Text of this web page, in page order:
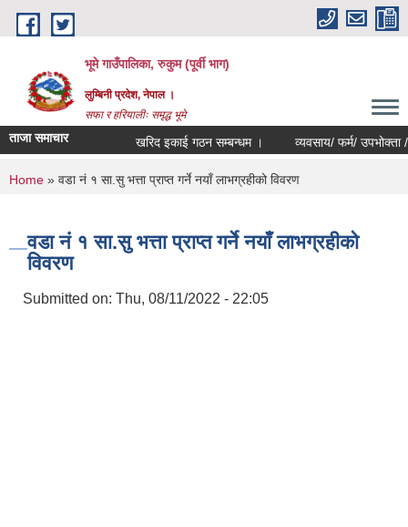
Skip to main content
भूमे गाउँपालिका, रुकुम (पूर्वी भाग)
लुम्बिनी प्रदेश, नेपाल ।
सफा र हरियालीः समृद्ध भूमे
ताजा समाचार खरिद इकाई गठन सम्बन्धम । व्यवसाय/ फर्म/ उपभोक्ता /
You are here
Home » वडा नं १ सा.सु भत्ता प्राप्त गर्ने नयाँ लाभग्रहीको विवरण
वडा नं १ सा.सु भत्ता प्राप्त गर्ने नयाँ लाभग्रहीको
विवरण
Submitted on: Thu, 08/11/2022 - 22:05